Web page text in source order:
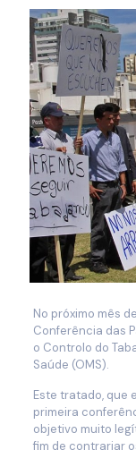
No próximo mês
Conferência das
o Controlo do
Saúde (OMS).
Este tratado, que
primeira
objetivo muito
fim de contrariar